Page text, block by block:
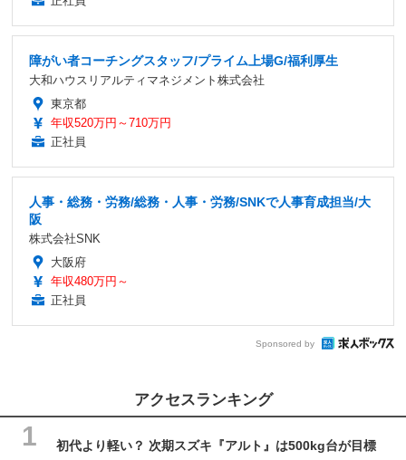
障がい者コーチングスタッフ/プライム上場G/福利厚生
大和ハウスリアルティマネジメント株式会社
東京都
年収520万円～710万円
正社員
人事・総務・労務/総務・人事・労務/SNKで人事育成担当/大
阪
株式会社SNK
大阪府
年収480万円～
正社員
Sponsored by
アクセスランキング
初代より軽い？ 次期スズキ『アルト』は500kg台が目標